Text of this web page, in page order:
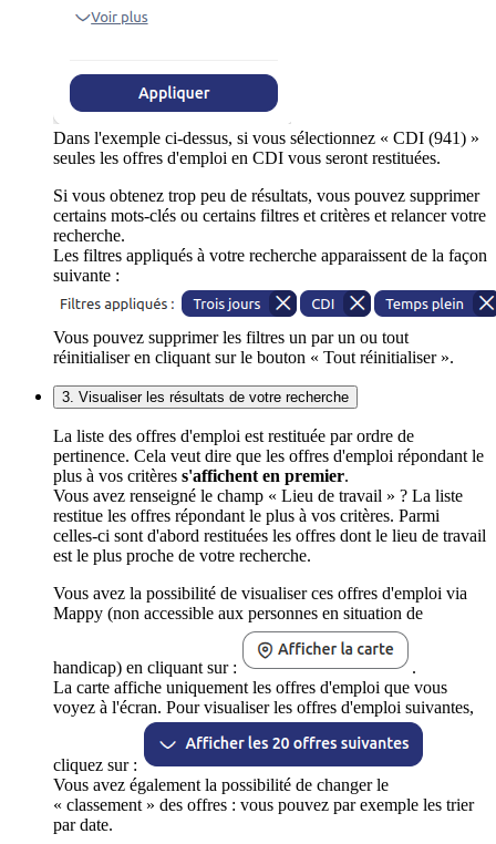
Dans l'exemple ci-dessus, si vous sélectionnez « CDI (941) »
seules les offres d'emploi en CDI vous seront restituées.
Si vous obtenez trop peu de résultats, vous pouvez supprimer
certains mots-clés ou certains filtres et critères et relancer votre
recherche.
Les filtres appliqués à votre recherche apparaissent de la façon
suivante :
Vous pouvez supprimer les filtres un par un ou tout
réinitialiser en cliquant sur le bouton « Tout réinitialiser ».
3. Visualiser les résultats de votre recherche
La liste des offres d'emploi est restituée par ordre de
pertinence. Cela veut dire que les offres d'emploi répondant le
plus à vos critères s'affichent en premier.
Vous avez renseigné le champ « Lieu de travail » ? La liste
restitue les offres répondant le plus à vos critères. Parmi
celles-ci sont d'abord restituées les offres dont le lieu de travail
est le plus proche de votre recherche.
Vous avez la possibilité de visualiser ces offres d'emploi via
Mappy (non accessible aux personnes en situation de
handicap) en cliquant sur :
.
La carte affiche uniquement les offres d'emploi que vous
voyez à l'écran. Pour visualiser les offres d'emploi suivantes,
cliquez sur :
Vous avez également la possibilité de changer le
« classement » des offres : vous pouvez par exemple les trier
par date.